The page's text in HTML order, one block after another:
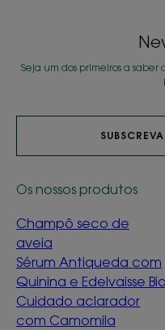
Seja um dos primeiros a saber
Os nossos produtos
Champô seco de
aveia
Sérum Antiqueda com
Quinina e Edelvaisse Bio
Cuidado aclarador
com Camomila